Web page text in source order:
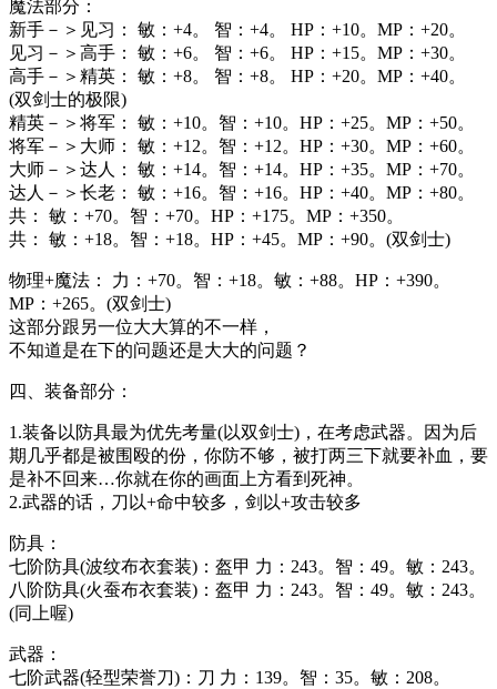
魔法部分：
新手－＞见习： 敏：+4。 智：+4。 HP：+10。MP：+20。
见习－＞高手： 敏：+6。 智：+6。 HP：+15。MP：+30。
高手－＞精英： 敏：+8。 智：+8。 HP：+20。MP：+40。
(双剑士的极限)
精英－＞将军： 敏：+10。智：+10。HP：+25。MP：+50。
将军－＞大师： 敏：+12。智：+12。HP：+30。MP：+60。
大师－＞达人： 敏：+14。智：+14。HP：+35。MP：+70。
达人－＞长老： 敏：+16。智：+16。HP：+40。MP：+80。
共： 敏：+70。智：+70。HP：+175。MP：+350。
共： 敏：+18。智：+18。HP：+45。MP：+90。(双剑士)
物理+魔法： 力：+70。智：+18。敏：+88。HP：+390。
MP：+265。(双剑士)
这部分跟另一位大大算的不一样，
不知道是在下的问题还是大大的问题？
四、装备部分：
1.装备以防具最为优先考量(以双剑士)，在考虑武器。因为后
期几乎都是被围殴的份，你防不够，被打两三下就要补血，要
是补不回来…你就在你的画面上方看到死神。
2.武器的话，刀以+命中较多，剑以+攻击较多
防具：
七阶防具(波纹布衣套装)：盔甲 力：243。智：49。敏：243。
八阶防具(火蚕布衣套装)：盔甲 力：243。智：49。敏：243。
(同上喔)
武器：
七阶武器(轻型荣誉刀)：刀 力：139。智：35。敏：208。